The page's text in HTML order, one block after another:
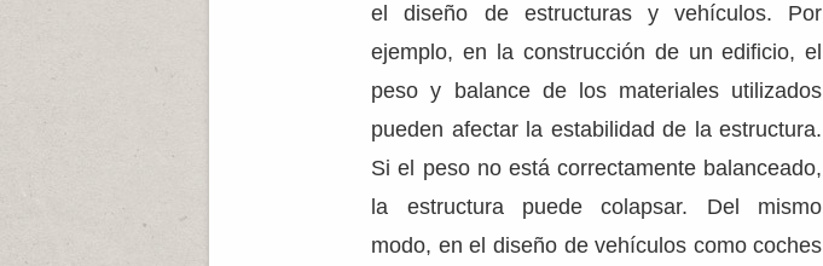
el diseño de estructuras y vehículos. Por
ejemplo, en la construcción de un edificio, el
peso y balance de los materiales utilizados
pueden afectar la estabilidad de la estructura.
Si el peso no está correctamente balanceado,
la estructura puede colapsar. Del mismo
modo, en el diseño de vehículos como coches